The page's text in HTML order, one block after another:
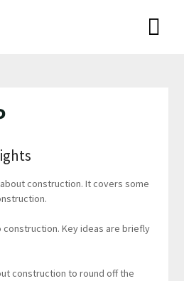
construction. It covers some
Key ideas are briefly
construction to round off the